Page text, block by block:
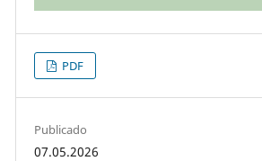
PDF
Publicado
07.05.2026